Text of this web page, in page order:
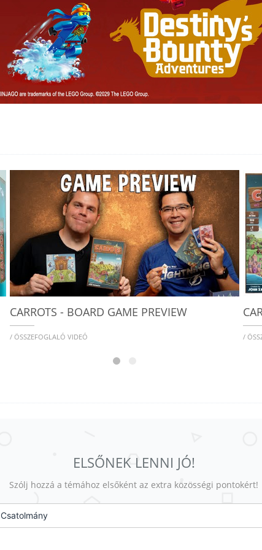
CARROTS - BOARD GAME PREVIEW
/ ÖSSZEFOGLALÓ VIDEÓ /
ELSŐNEK LENNI JÓ!
Szólj hozzá a témához elsőként az extra közösségi pontokért!
Csatolmány